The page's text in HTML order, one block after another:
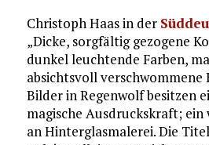
Christoph Haas in der
„Dicke, sorgfältig gezogene
dunkel leuchtende Farben,
absichtsvoll verschwommene
Bilder in Regenwolf besitzen
magische Ausdruckskraft; ein
an Hinterglasmalerei. Die